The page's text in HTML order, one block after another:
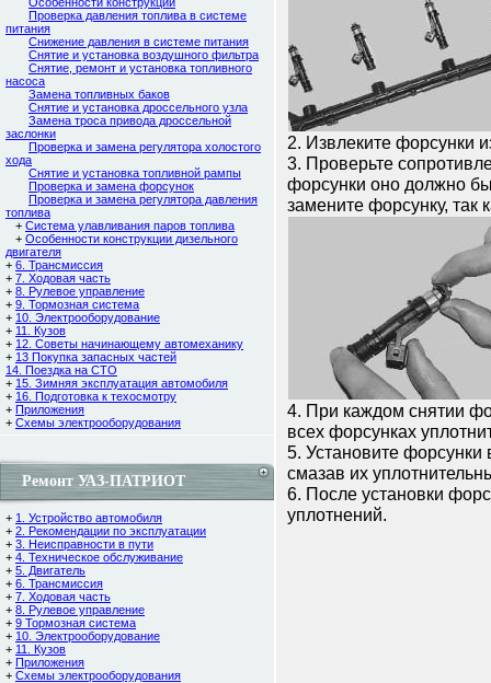
Проверка давления топлива в системе
питания
Снижение давления в системе питания
Снятие и установка воздушного фильтра
Снятие, ремонт и установка топливного
насоса
Замена топливных баков
Снятие и установка дроссельного узла
Замена троса привода дроссельной
заслонки
Проверка и замена регулятора холостого
хода
Снятие и установка топливной рампы
Проверка и замена форсунок
Проверка и замена регулятора давления
топлива
+ Система улавливания паров топлива
+ Особенности конструкции дизельного
двигателя
+ 6. Трансмиссия
+ 7. Ходовая часть
+ 8. Рулевое управление
+ 9. Тормозная система
+ 10. Электрооборудование
+ 11. Кузов
+ 12. Советы начинающему автомеханику
+ 13 Покупка запасных частей
14. Поездка на СТО
+ 15. Зимняя эксплуатация автомобиля
+ 16. Подготовка к техосмотру
+ Приложения
+ Схемы электрооборудования
Ремонт УАЗ-ПАТРИОТ
+ 1. Устройство автомобиля
+ 2. Рекомендации по эксплуатации
+ 3. Неисправности в пути
+ 4. Техническое обслуживание
+ 5. Двигатель
+ 6. Трансмиссия
+ 7. Ходовая часть
+ 8. Рулевое управление
+ 9 Тормозная система
+ 10. Электрооборудование
+ 11. Кузов
+ Приложения
+ Схемы электрооборудования
2. Извлеките форсунки
3. Проверьте
форсунки оно должно
замените форсунку, так
4. При каждом снятии
всех форсунках
5. Установите форсунки
смазав их
6. После установки
уплотнений.